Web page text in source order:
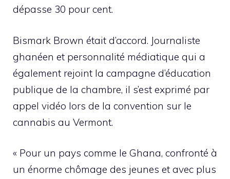
dépasse 30 pour cent.
Bismark Brown était d’accord. Journaliste
ghanéen et personnalité médiatique qui a
également rejoint la campagne d’éducation
publique de la chambre, il s’est exprimé par
appel vidéo lors de la convention sur le
cannabis au Vermont.
« Pour un pays comme le Ghana, confronté à
un énorme chômage des jeunes et avec plus